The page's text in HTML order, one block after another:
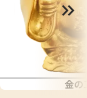
金の